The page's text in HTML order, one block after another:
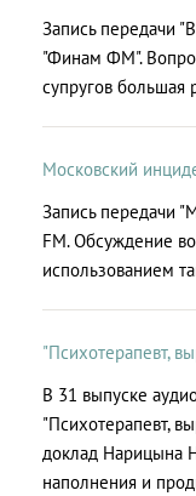
Запись передачи
"Финам ФМ".
супругов большая
Московский
Запись передачи
FM. Обсуждение
использованием
"Психотерапевт,
В 31 выпуске
"Психотерапевт,
доклад Нарицына
наполнения и